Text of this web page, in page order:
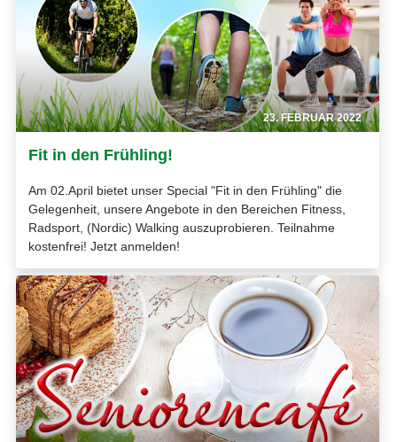
23. FEBRUAR 2022
Fit in den Frühling!
Am 02.April bietet unser Special "Fit in den Frühling" die
Gelegenheit, unsere Angebote in den Bereichen Fitness,
Radsport, (Nordic) Walking auszuprobieren. Teilnahme
kostenfrei! Jetzt anmelden!